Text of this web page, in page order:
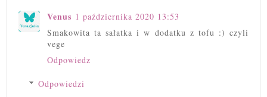
Venus 1 października 2020 13:53
Smakowita ta sałatka i w dodatku z tofu :) czyli
vege
Odpowiedz
Odpowiedzi